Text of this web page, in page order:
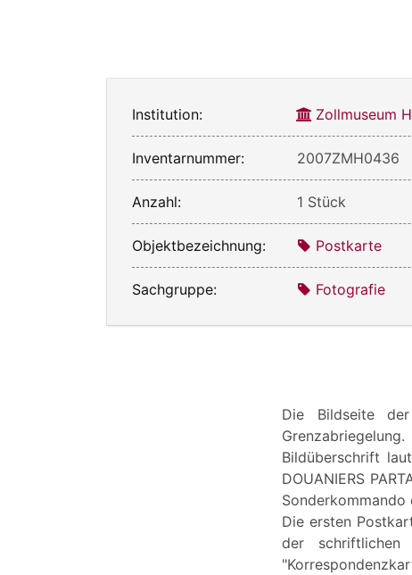
Institution: Zollmuseum
Inventarnummer: 2007ZMH0436
Anzahl: 1 Stück
Objektbezeichnung: Postkarte
Sachgruppe: Fotografie
Die Bildseite
Bildüberschrift
DOUANIERS
Sonderkommando
Die ersten
der schriftlichen